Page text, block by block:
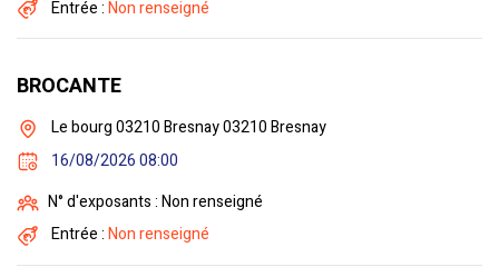
Entrée :Non renseigné
BROCANTE
Le bourg 03210 Bresnay 03210 Bresnay
16/08/2026 08:00
N° d'exposants : Non renseigné
Entrée :Non renseigné